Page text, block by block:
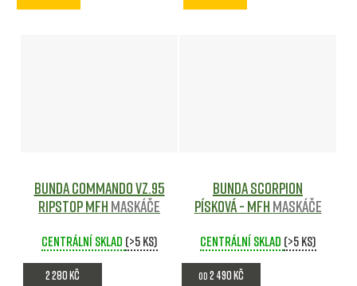
Bunda Commando Vz.95
ripstop MFH Maskáče
Centrální sklad (>5 ks)
2 280 Kč
Bunda Scorpion
Písková - MFH Maskáče
Centrální sklad (>5 ks)
od 2 490 Kč